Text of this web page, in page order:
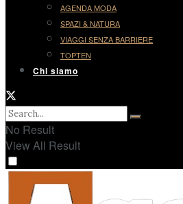
AGENDA MODA
SPAZI & NATURA
VIAGGI SENZA BARRIERE
TOPTEN
Chi siamo
No Result
View All Result